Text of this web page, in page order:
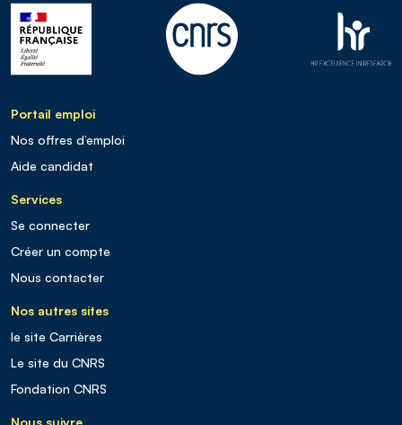
Portail emploi
Nos offres d’emploi
Aide candidat
Services
Se connecter
Créer un compte
Nous contacter
Nos autres sites
le site Carrières
Le site du CNRS
Fondation CNRS
Nous suivre